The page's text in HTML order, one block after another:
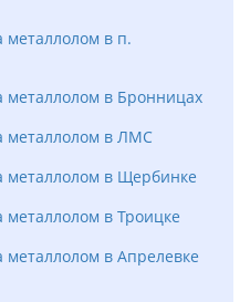
в п.
в Бронницах
металлолом в ЛМС
металлолом в Щербинке
в Троицке
в Апрелевке